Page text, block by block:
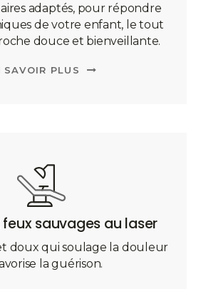
adaptés, pour répondre
de votre enfant, le tout
douce et bienveillante.
SAVOIR PLUS
sauvages au laser
doux qui soulage la douleur
la guérison.